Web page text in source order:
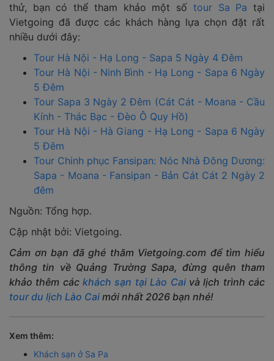
thử, bạn có thể tham khảo một số tour Sa Pa tại
Vietgoing đã được các khách hàng lựa chọn đặt rất
nhiều dưới đây:
Tour Hà Nội - Hạ Long - Sapa 5 Ngày 4 Đêm
Tour Hà Nội - Ninh Bình - Hạ Long - Sapa 6 Ngày
5 Đêm
Tour Sapa 3 Ngày 2 Đêm (Cát Cát - Moana - Cầu
Kính - Thác Bạc - Đèo Ô Quy Hồ)
Tour Hà Nội - Hà Giang - Hạ Long - Sapa 6 Ngày
5 Đêm
Tour Chinh phục Fansipan: Nóc Nhà Đông Dương:
Sapa - Moana - Fansipan - Bản Cát Cát 2 Ngày 2
đêm
Nguồn: Tổng hợp.
Cập nhật bởi: Vietgoing.
Cảm ơn bạn đã ghé thăm Vietgoing.com để tìm hiểu
thông tin về Quảng Trường Sapa, đừng quên tham
khảo thêm cáckhách sạn tại Lào Caivà lịch trình các
tour du lịch Lào Cai mới nhất 2026 bạn nhé!
Xem thêm:
Khách sạn ở Sa Pa